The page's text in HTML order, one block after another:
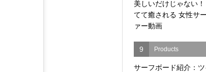
美しいだけじゃない！
てて癒される 女性サ
ァー動画
9 Products
サーフボード紹介：